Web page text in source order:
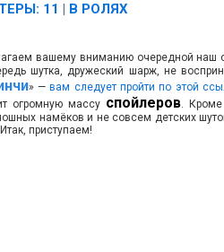
11 | В РОЛЯХ
вашему вниманию очередной наш
шутка, дружеский шарж, не
» —вам следует пройти по этой
огромную массу спойлеров. Кроме
намёков и не совсем детских
приступаем!